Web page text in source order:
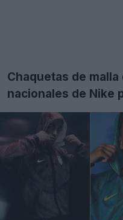
Chaquetas de
nacionales de Nike